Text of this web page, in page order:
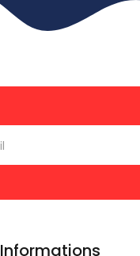
Informations